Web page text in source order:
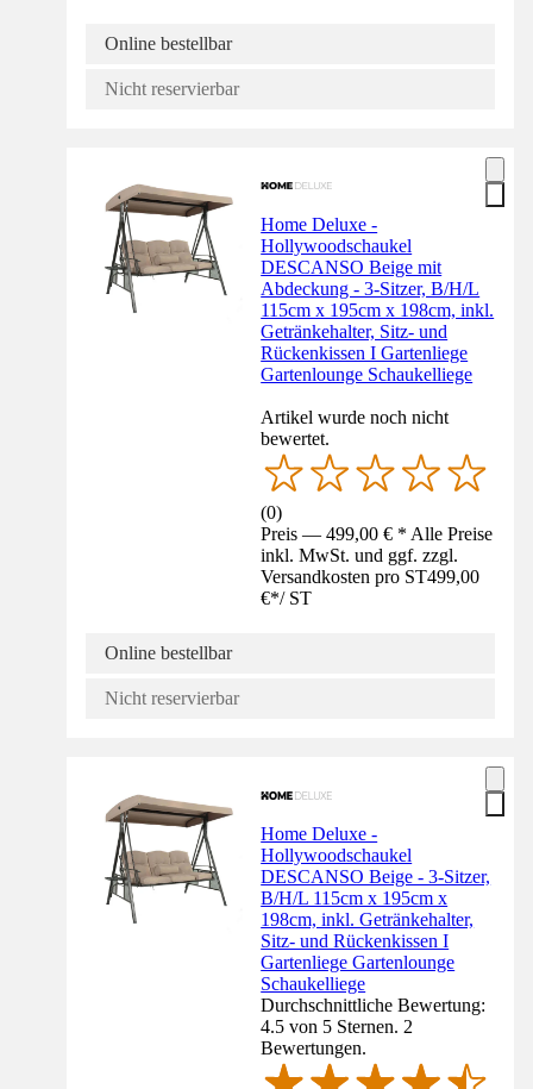
Online bestellbar
Nicht reservierbar
Home Deluxe -
Hollywoodschaukel
DESCANSO Beige mit
Abdeckung - 3-Sitzer, B/H/L
115cm x 195cm x 198cm, inkl.
Getränkehalter, Sitz- und
Rückenkissen I Gartenliege
Gartenlounge Schaukelliege
Artikel wurde noch nicht
bewertet.
(0)
Preis — 499,00 € * Alle Preise
inkl. MwSt. und ggf. zzgl.
Versandkosten pro ST499,00
€*/ ST
Online bestellbar
Nicht reservierbar
Home Deluxe -
Hollywoodschaukel
DESCANSO Beige - 3-Sitzer,
B/H/L 115cm x 195cm x
198cm, inkl. Getränkehalter,
Sitz- und Rückenkissen I
Gartenliege Gartenlounge
Schaukelliege
Durchschnittliche Bewertung:
4.5 von 5 Sternen. 2
Bewertungen.